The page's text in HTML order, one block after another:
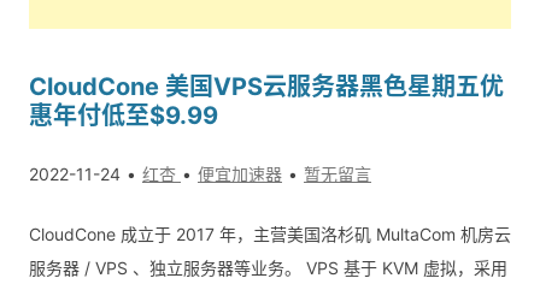
CloudCone 美国VPS云服务器黑色星期五优
惠年付低至$9.99
2022-11-24 红杏 便宜加速器 暂无留言
CloudCone 成立于 2017 年，主营美国洛杉矶 Mul­ta­Com 机房云
服务器 / VPS 、独立服务器等业务。 VPS 基于 KVM 虚拟，采用